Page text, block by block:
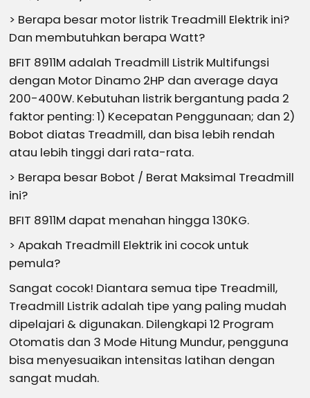
> Berapa besar motor listrik Treadmill Elektrik ini?
Dan membutuhkan berapa Watt?
BFIT 8911M adalah Treadmill Listrik Multifungsi
dengan Motor Dinamo 2HP dan average daya
200-400W. Kebutuhan listrik bergantung pada 2
faktor penting: 1) Kecepatan Penggunaan; dan 2)
Bobot diatas Treadmill, dan bisa lebih rendah
atau lebih tinggi dari rata-rata.
> Berapa besar Bobot / Berat Maksimal Treadmill
ini?
BFIT 8911M dapat menahan hingga 130KG.
> Apakah Treadmill Elektrik ini cocok untuk
pemula?
Sangat cocok! Diantara semua tipe Treadmill,
Treadmill Listrik adalah tipe yang paling mudah
dipelajari & digunakan. Dilengkapi 12 Program
Otomatis dan 3 Mode Hitung Mundur, pengguna
bisa menyesuaikan intensitas latihan dengan
sangat mudah.